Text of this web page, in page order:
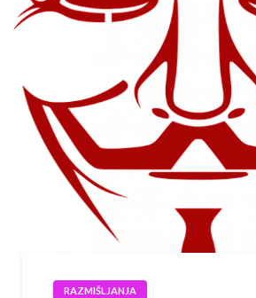
RAZMIŠLJANJA